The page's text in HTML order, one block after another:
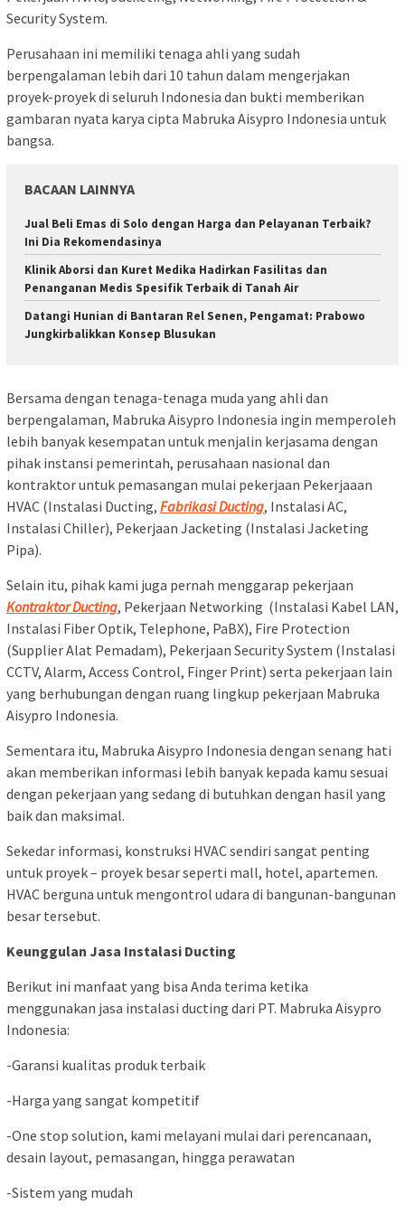
Security System.
Perusahaan ini memiliki tenaga ahli yang sudah
berpengalaman lebih dari 10 tahun dalam mengerjakan
proyek-proyek di seluruh Indonesia dan bukti memberikan
gambaran nyata karya cipta Mabruka Aisypro Indonesia untuk
bangsa.
BACAAN LAINNYA
Jual Beli Emas di Solo dengan Harga dan Pelayanan Terbaik?
Ini Dia Rekomendasinya
Klinik Aborsi dan Kuret Medika Hadirkan Fasilitas dan
Penanganan Medis Spesifik Terbaik di Tanah Air
Datangi Hunian di Bantaran Rel Senen, Pengamat: Prabowo
Jungkirbalikkan Konsep Blusukan
Bersama dengan tenaga-tenaga muda yang ahli dan
berpengalaman, Mabruka Aisypro Indonesia ingin memperoleh
lebih banyak kesempatan untuk menjalin kerjasama dengan
pihak instansi pemerintah, perusahaan nasional dan
kontraktor untuk pemasangan mulai pekerjaan Pekerjaaan
HVAC (Instalasi Ducting, Fabrikasi Ducting, Instalasi AC,
Instalasi Chiller), Pekerjaan Jacketing (Instalasi Jacketing
Pipa).
Selain itu, pihak kami juga pernah menggarap pekerjaan
Kontraktor Ducting, Pekerjaan Networking (Instalasi Kabel LAN,
Instalasi Fiber Optik, Telephone, PaBX), Fire Protection
(Supplier Alat Pemadam), Pekerjaan Security System (Instalasi
CCTV, Alarm, Access Control, Finger Print) serta pekerjaan lain
yang berhubungan dengan ruang lingkup pekerjaan Mabruka
Aisypro Indonesia.
Sementara itu, Mabruka Aisypro Indonesia dengan senang hati
akan memberikan informasi lebih banyak kepada kamu sesuai
dengan pekerjaan yang sedang di butuhkan dengan hasil yang
baik dan maksimal.
Sekedar informasi, konstruksi HVAC sendiri sangat penting
untuk proyek – proyek besar seperti mall, hotel, apartemen.
HVAC berguna untuk mengontrol udara di bangunan-bangunan
besar tersebut.
Keunggulan Jasa Instalasi Ducting
Berikut ini manfaat yang bisa Anda terima ketika
menggunakan jasa instalasi ducting dari PT. Mabruka Aisypro
Indonesia:
-Garansi kualitas produk terbaik
-Harga yang sangat kompetitif
-One stop solution, kami melayani mulai dari perencanaan,
desain layout, pemasangan, hingga perawatan
-Sistem yang mudah